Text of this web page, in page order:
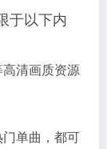
于以下内
清画质资源
单曲，都可